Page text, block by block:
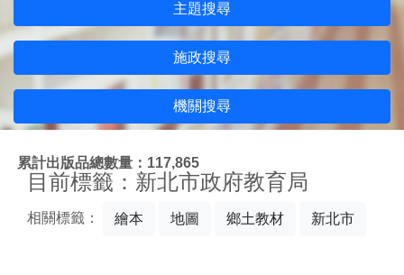
主題搜尋
施政搜尋
機關搜尋
累計出版品總數量：117,865
目前標籤：新北市政府教育局
相關標籤： 繪本 地圖 鄉土教材 新北市